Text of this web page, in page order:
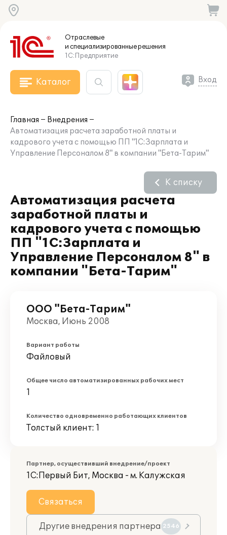
Отраслевые
и специализированныерешения
1С:Предприятие
Каталог Вход
Главная
Внедрения
Автоматизация расчета заработной платы и
кадрового учета с помощью ПП "1С:Зарплата и
Управление Персоналом 8" в компании "Бета-Тарим"
Автоматизация расчета
заработной платы и
кадрового учета с помощью
ПП "1С:Зарплата и
Управление Персоналом 8" в
компании "Бета-Тарим"
К списку
ООО "Бета-Тарим"
Москва, Июнь 2008
Вариант работы
Файловый
Общее число автоматизированных рабочих мест
1
Количество одновременно работающих клиентов
Толстый клиент: 1
Партнер, осуществивший внедрение/проект
1С:Первый Бит, Москва - м. Калужская
Связаться
Другие внедрения партнера 2546